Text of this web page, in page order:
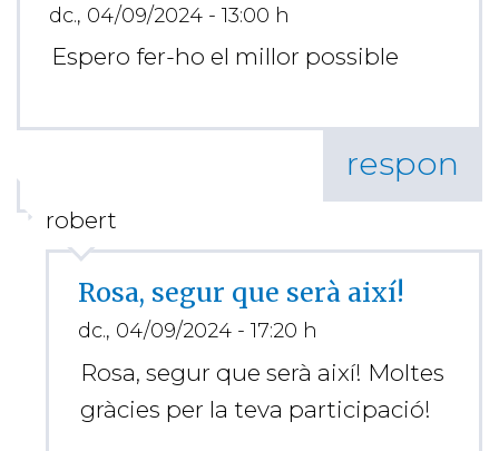
dc., 04/09/2024 - 13:00 h
Espero fer-ho el millor possible
respon
robert
Rosa, segur que serà així!
dc., 04/09/2024 - 17:20 h
Rosa, segur que serà així! Moltes
gràcies per la teva participació!